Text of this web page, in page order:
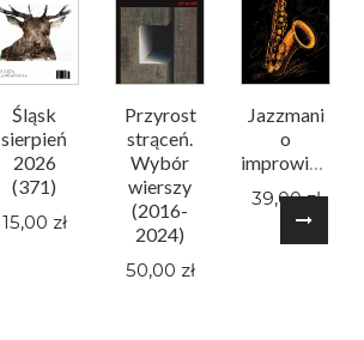
Śląsk
sierpień
2026
(371)
15,00 zł
Przyrost
strąceń.
Wybór
wierszy
(2016-
2024)
50,00 zł
Jazzmani
o
improwizacji
39,00 zł